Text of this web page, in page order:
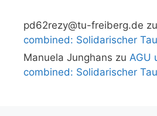
pd62rezy@tu-freiberg.de zu
combined: Solidarischer
Manuela Junghans zu AGU
combined: Solidarischer